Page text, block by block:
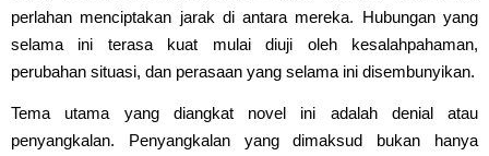
perlahan menciptakan jarak di antara mereka. Hubungan yang
selama ini terasa kuat mulai diuji oleh kesalahpahaman,
perubahan situasi, dan perasaan yang selama ini disembunyikan.
Tema utama yang diangkat novel ini adalah denial atau
penyangkalan. Penyangkalan yang dimaksud bukan hanya